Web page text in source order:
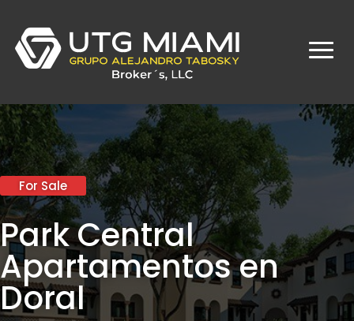
For Sale
Park Central
Apartamentos en
Doral